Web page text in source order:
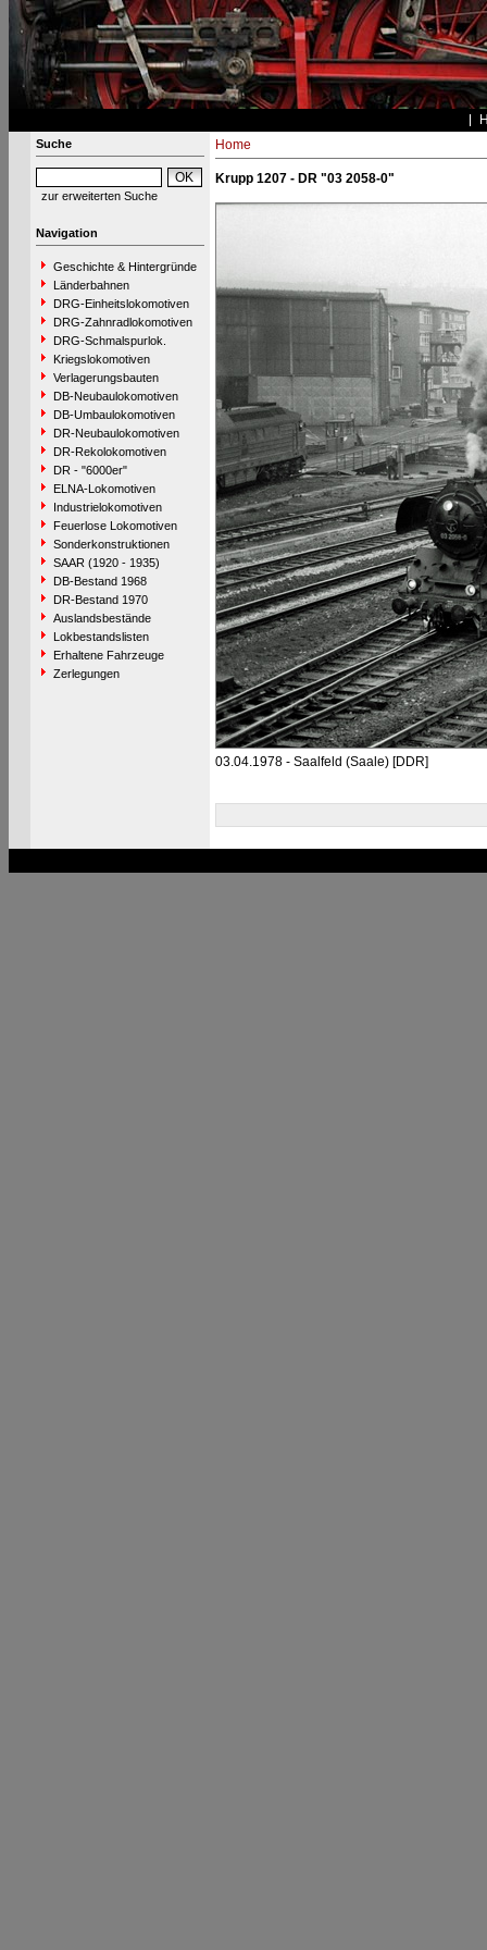
Suche
zur erweiterten Suche
Navigation
Geschichte & Hintergründe
Länderbahnen
DRG-Einheitslokomotiven
DRG-Zahnradlokomotiven
DRG-Schmalspurlok.
Kriegslokomotiven
Verlagerungsbauten
DB-Neubaulokomotiven
DB-Umbaulokomotiven
DR-Neubaulokomotiven
DR-Rekolokomotiven
DR - "6000er"
ELNA-Lokomotiven
Industrielokomotiven
Feuerlose Lokomotiven
Sonderkonstruktionen
SAAR (1920 - 1935)
DB-Bestand 1968
DR-Bestand 1970
Auslandsbestände
Lokbestandslisten
Erhaltene Fahrzeuge
Zerlegungen
Home
Krupp 1207 - DR "03 2058-0"
03.04.1978 - Saalfeld (Saale) [DDR]